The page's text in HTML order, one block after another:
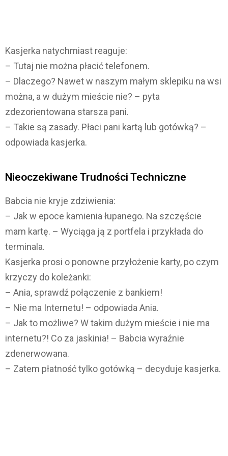
Kasjerka natychmiast reaguje:
– Tutaj nie można płacić telefonem.
– Dlaczego? Nawet w naszym małym sklepiku na wsi
można, a w dużym mieście nie? – pyta
zdezorientowana starsza pani.
– Takie są zasady. Płaci pani kartą lub gotówką? –
odpowiada kasjerka.
Nieoczekiwane Trudności Techniczne
Babcia nie kryje zdziwienia:
– Jak w epoce kamienia łupanego. Na szczęście
mam kartę. – Wyciąga ją z portfela i przykłada do
terminala.
Kasjerka prosi o ponowne przyłożenie karty, po czym
krzyczy do koleżanki:
– Ania, sprawdź połączenie z bankiem!
– Nie ma Internetu! – odpowiada Ania.
– Jak to możliwe? W takim dużym mieście i nie ma
internetu?! Co za jaskinia! – Babcia wyraźnie
zdenerwowana.
– Zatem płatność tylko gotówką – decyduje kasjerka.